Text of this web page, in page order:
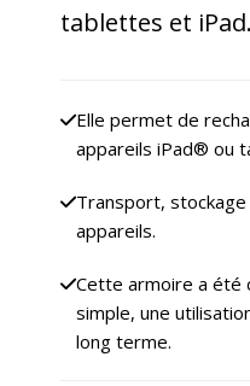
tablettes et iPad.
Elle permet de
appareils iPad® ou
Transport,
appareils.
Cette armoire a été
simple, une
long terme.